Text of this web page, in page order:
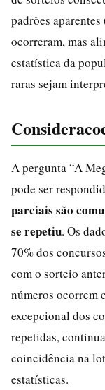
padrões
ocorreram, mas
estatística da
raras sejam
A pergunta “A
pode ser
parciais são
se repetiu. Os
70% dos
com o sorteio
números ocorrem
excepcional dos
repetidas,
coincidência na
estatísticas.